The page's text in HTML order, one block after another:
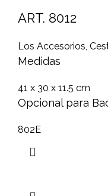
ART. 8012
Los Accesorios,
Medidas
41 x 30 x 11.5 cm
Opcional para
802E